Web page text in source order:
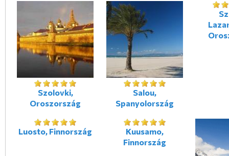
Szolovki,
Oroszország
Salou,
Spanyolország
Luosto, Finnország
Kuusamo,
Finnország